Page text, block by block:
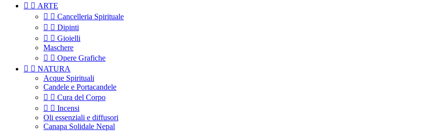
  ARTE
  Cancelleria Spirituale
  Dipinti
  Gioielli
Maschere
  Opere Grafiche
  NATURA
Acque Spirituali
Candele e Portacandele
  Cura del Corpo
  Incensi
Oli essenziali e diffusori
Canapa Solidale Nepal